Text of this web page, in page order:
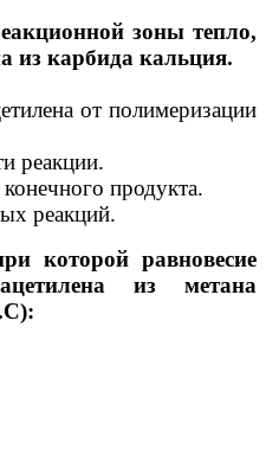
зоны тепло,
из карбида кальция.
от полимеризации
реакции.
продукта.
реакций.
которой равновесие
из метана